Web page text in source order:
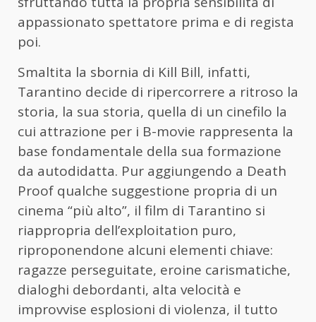
appassionato spettatore prima e di regista
poi.
Smaltita la sbornia di Kill Bill, infatti,
Tarantino decide di ripercorrere a ritroso la
storia, la sua storia, quella di un cinefilo la
cui attrazione per i B-movie rappresenta la
base fondamentale della sua formazione
da autodidatta. Pur aggiungendo a Death
Proof qualche suggestione propria di un
cinema “più alto”, il film di Tarantino si
riappropria dell’exploitation puro,
riproponendone alcuni elementi chiave:
ragazze perseguitate, eroine carismatiche,
dialoghi debordanti, alta velocità e
improvvise esplosioni di violenza, il tutto